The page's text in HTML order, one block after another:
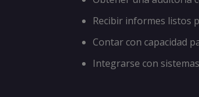
Recibir informes listos
Contar con capacidad
Integrarse con